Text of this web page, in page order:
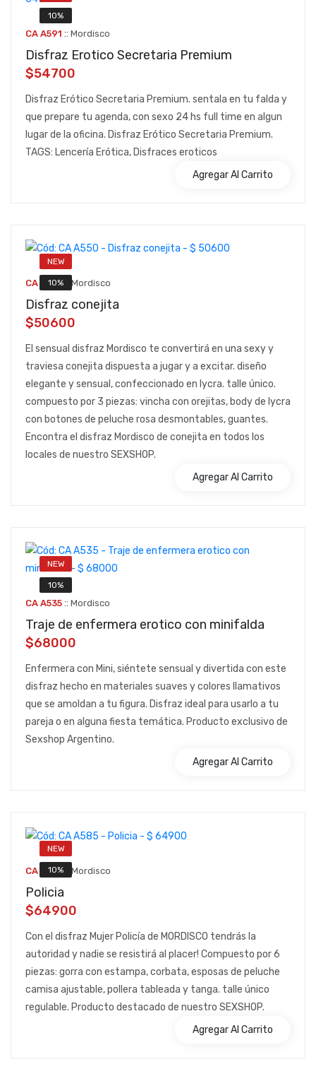
10%
CA A591 :: Mordisco
Disfraz Erotico Secretaria Premium
$54700
Disfraz Erótico Secretaria Premium. sentala en tu falda y
que prepare tu agenda, con sexo 24 hs full time en algun
lugar de la oficina. Disfraz Erótico Secretaria Premium.
TAGS: Lencería Erótica, Disfraces eroticos
Agregar Al Carrito
NEW
10%
CA A550:: Mordisco
Disfraz conejita
$50600
El sensual disfraz Mordisco te convertirá en una sexy y
traviesa conejita dispuesta a jugar y a excitar. diseño
elegante y sensual, confeccionado en lycra. talle único.
compuesto por 3 piezas: vincha con orejitas, body de lycra
con botones de peluche rosa desmontables, guantes.
Encontra el disfraz Mordisco de conejita en todos los
locales de nuestro SEXSHOP.
Agregar Al Carrito
NEW
10%
CA A535 :: Mordisco
Traje de enfermera erotico con minifalda
$68000
Enfermera con Mini, siéntete sensual y divertida con este
disfraz hecho en materiales suaves y colores llamativos
que se amoldan a tu figura. Disfraz ideal para usarlo a tu
pareja o en alguna fiesta temática. Producto exclusivo de
Sexshop Argentino.
Agregar Al Carrito
NEW
10%
CA A585:: Mordisco
Policia
$64900
Con el disfraz Mujer Policía de MORDISCO tendrás la
autoridad y nadie se resistirá al placer! Compuesto por 6
piezas: gorra con estampa, corbata, esposas de peluche
camisa ajustable, pollera tableada y tanga. talle único
regulable. Producto destacado de nuestro SEXSHOP.
Agregar Al Carrito